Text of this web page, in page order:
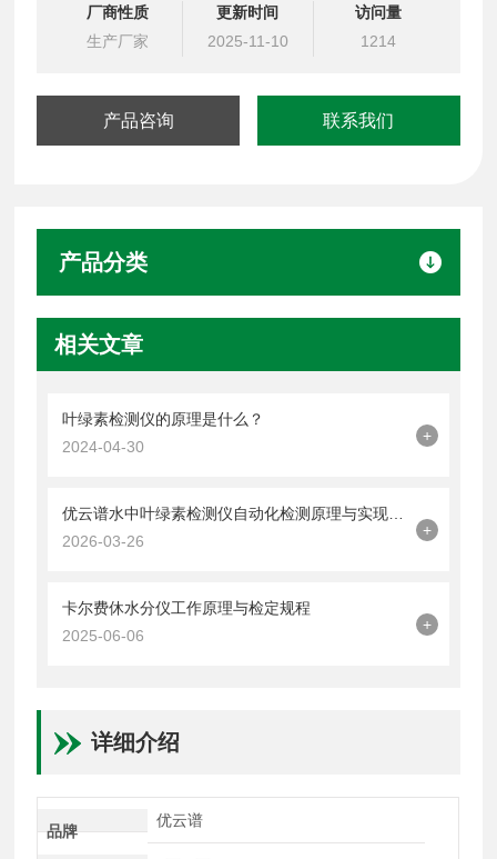
应用于农林相关科研单位和高校对植物生理指标的研究和
农业生产的指导。
厂商性质
生产厂家
更新时间
2025-11-10
访问量
1214
产品咨询 联系我们
产品分类
相关文章
叶绿素检测仪的原理是什么？
2024-04-30
+
优云谱水中叶绿素检测仪自动化检测原理与实现方法
2026-03-26
+
卡尔费休水分仪工作原理与检定规程
2025-06-06
+
详细介绍
品牌
优云谱